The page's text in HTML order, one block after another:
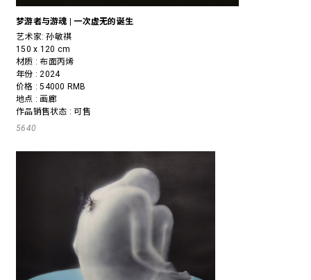
梦游者与游魂 | 一次虚无的诞生
艺术家:孙敏祺
150 x 120 cm
材质 : 布面丙烯
年份 : 2024
价格 : 54000 RMB
地点 : 画廊
作品销售状态 : 可售
5640